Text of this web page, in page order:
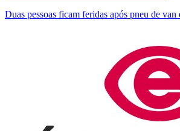
Duas pessoas ficam feridas após pneu de